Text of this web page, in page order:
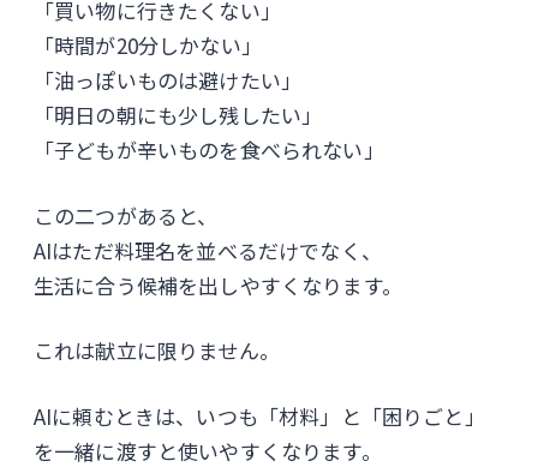
「買い物に行きたくない」
「時間が20分しかない」
「油っぽいものは避けたい」
「明日の朝にも少し残したい」
「子どもが辛いものを食べられない」
この二つがあると、
AIはただ料理名を並べるだけでなく、
生活に合う候補を出しやすくなります。
これは献立に限りません。
AIに頼むときは、いつも「材料」と「困りごと」
を一緒に渡すと使いやすくなります。